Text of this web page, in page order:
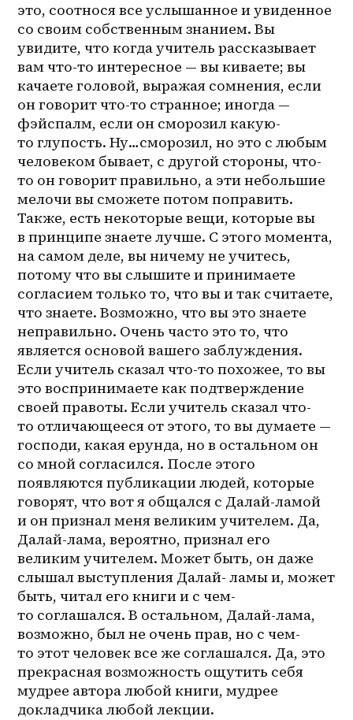
это, соотнося все услышанное и увиденное
со своим собственным знанием. Вы
увидите, что когда учитель рассказывает
вам что-то интересное — вы киваете; вы
качаете головой, выражая сомнения, если
он говорит что-то странное; иногда —
фэйспалм, если он сморозил какую-
то глупость. Ну…сморозил, но это с любым
человеком бывает, с другой стороны, что-
то он говорит правильно, а эти небольшие
мелочи вы сможете потом поправить.
Также, есть некоторые вещи, которые вы
в принципе знаете лучше. С этого момента,
на самом деле, вы ничему не учитесь,
потому что вы слышите и принимаете
согласием только то, что вы и так считаете,
что знаете. Возможно, что вы это знаете
неправильно. Очень часто это то, что
является основой вашего заблуждения.
Если учитель сказал что-то похожее, то вы
это воспринимаете как подтверждение
своей правоты. Если учитель сказал что-
то отличающееся от этого, то вы думаете —
господи, какая ерунда, но в остальном он
со мной согласился. После этого
появляются публикации людей, которые
говорят, что вот я общался с Далай-ламой
и он признал меня великим учителем. Да,
Далай-лама, вероятно, признал его
великим учителем. Может быть, он даже
слышал выступления Далай- ламы и, может
быть, читал его книги и с чем-
то соглашался. В остальном, Далай-лама,
возможно, был не очень прав, но с чем-
то этот человек все же соглашался. Да, это
прекрасная возможность ощутить себя
мудрее автора любой книги, мудрее
докладчика любой лекции.